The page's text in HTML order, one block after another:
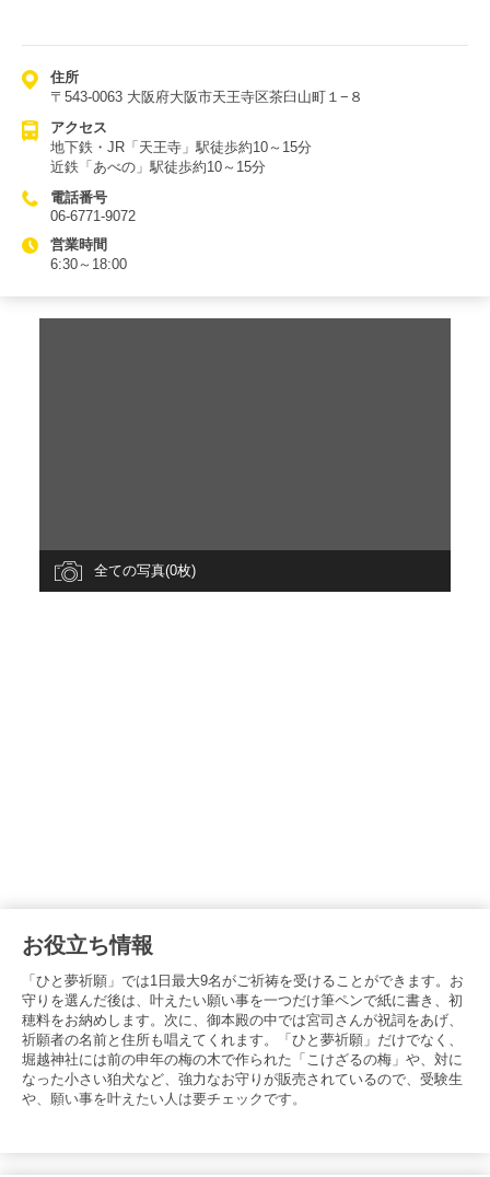
住所
〒543-0063 大阪府大阪市天王寺区茶臼山町１−８
アクセス
地下鉄・JR「天王寺」駅徒歩約10～15分
近鉄「あべの」駅徒歩約10～15分
電話番号
06-6771-9072
営業時間
6:30～18:00
全ての写真(0枚)
お役立ち情報
「ひと夢祈願」では1日最大9名がご祈祷を受けることができます。お
守りを選んだ後は、叶えたい願い事を一つだけ筆ペンで紙に書き、初
穂料をお納めします。次に、御本殿の中では宮司さんが祝詞をあげ、
祈願者の名前と住所も唱えてくれます。「ひと夢祈願」だけでなく、
堀越神社には前の申年の梅の木で作られた「こけざるの梅」や、対に
なった小さい狛犬など、強力なお守りが販売されているので、受験生
や、願い事を叶えたい人は要チェックです。